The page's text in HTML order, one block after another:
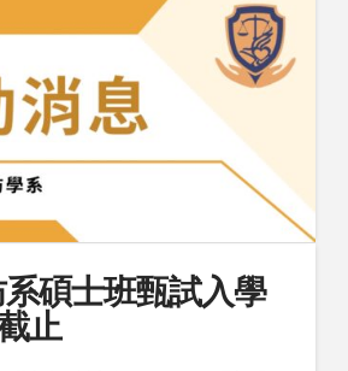
碩士班甄試入學
止